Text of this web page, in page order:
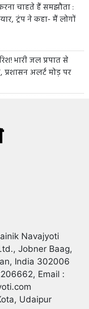
चाहते हैं समझौता :
ट्रंप ने कहा- मैं लोगों
भारी जल प्रपात से
अलर्ट मोड़ पर
Navajyoti
Jobner Baag,
India 302006
Email :
Udaipur